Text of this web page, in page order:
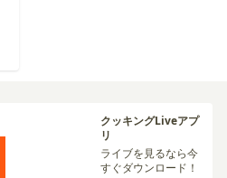
クッキングLiveアプ
リ
ライブを見るなら今
すぐダウンロード！